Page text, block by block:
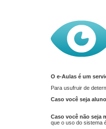
O e-Aulas é um
Para usufruir de
Caso você seja
Caso você não seja
que o uso do sistema